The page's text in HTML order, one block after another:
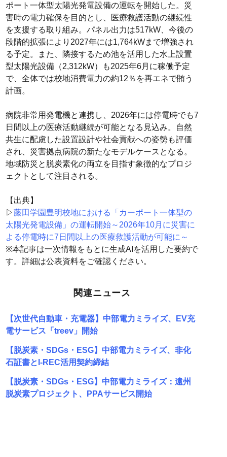
ポート一体型太陽光発電設備の運転を開始した。災
害時の電力確保を目的とし、医療救護活動の継続性
を支援する取り組み。パネル出力は517kW、今後の
段階的拡張により2027年には1,764kWまで増強され
る予定。また、隣接するため池を活用した水上設置
型太陽光設備（2,312kW）も2025年6月に稼働予定
で、全体では校地消費電力の約12％を再エネで賄う
計画。
病院非常用発電機と連携し、2026年には停電時でも7
日間以上の医療活動継続が可能となる見込み。自然
共生に配慮した設置設計や社会貢献への姿勢も評価
され、災害拠点病院の新たなモデルケースとなる。
地域防災と脱炭素化の両立を目指す象徴的なプロジ
ェクトとして注目される。
【出典】
▷藤田学園豊明校地における「カーポート一体型の
太陽光発電設備」の運転開始～2026年10月に災害に
よる停電時に7日間以上の医療救護活動が可能に～
※本記事は一次情報をもとに生成AIを活用した要約で
す。詳細は公表資料をご確認ください。
関連ニュース
【次世代自動車・充電器】中部電力ミライズ、EV充
電サービス「treev」開始
【脱炭素・SDGs・ESG】中部電力ミライズ、非化
石証書とI-REC活用契約締結
【脱炭素・SDGs・ESG】中部電力ミライズ：遠州
脱炭素プロジェクト、PPAサービス開始